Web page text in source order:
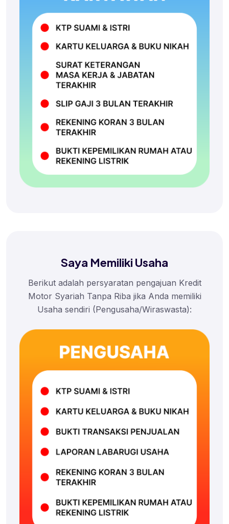
Saya Memiliki Usaha
Berikut adalah persyaratan pengajuan Kredit
Motor Syariah Tanpa Riba jika Anda memiliki
Usaha sendiri (Pengusaha/Wiraswasta):